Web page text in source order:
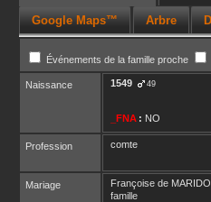
Google Maps™ Arbre
Événements de la famille proche
Naissance 1549 49
_FNA : NO
Profession comte
Mariage Françoise de
famille